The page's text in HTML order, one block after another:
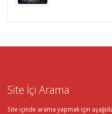
Site İçi Arama
Site içinde arama yapmak için